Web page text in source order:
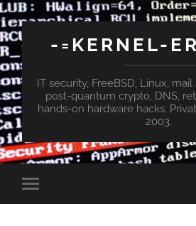
-=KERNEL-
IT security, FreeBSD, Linux,
post-quantum crypto, DNS,
hands-on hardware hacks.
2003.
Mobile-
Menü